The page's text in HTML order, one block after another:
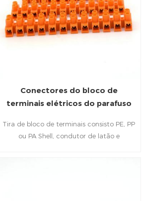
Conectores do bloco de
terminais elétricos do parafuso
Tira de bloco de terminais consisto PE, PP
ou PA Shell, condutor de latão e